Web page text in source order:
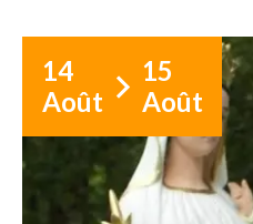
14
Août
15
Août